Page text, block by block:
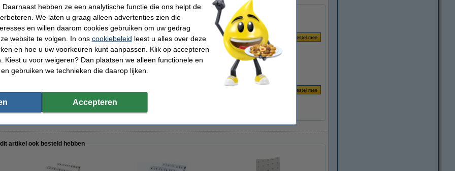
105 x 75 mm (100 stuks)
artikel ook besteld hebben
hebben ze een analytische functie die ons helpt de
We laten u graag alleen advertenties zien die
en willen daarom cookies gebruiken om uw gedrag
website te volgen. In ons cookiebeleid leest u alles over deze
en hoe u uw voorkeuren kunt aanpassen. Klik op accepteren
Kiest u voor weigeren? Dan plaatsen we alleen functionele en
gebruiken we technieken die daarop lijken.
Accepteren